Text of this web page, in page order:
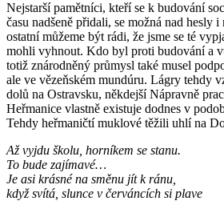
Nejstarší pamětníci, kteří se k budování
času nadšeně přidali, se možná nad hesly
ostatní můžeme být rádi, že jsme se té
mohli vyhnout. Kdo byl proti budování a
totiž znárodněný průmysl také musel
ale ve vězeňském mundúru. Lágry tehdy
dolů na Ostravsku, někdejší Nápravně
Heřmanice vlastně existuje dodnes v
Tehdy heřmaničtí muklové těžili uhlí na
Až vyjdu školu, horníkem se stanu.
To bude zajímavé…
Je asi krásné na směnu jít k ránu,
když svítá, slunce v červáncích si plave